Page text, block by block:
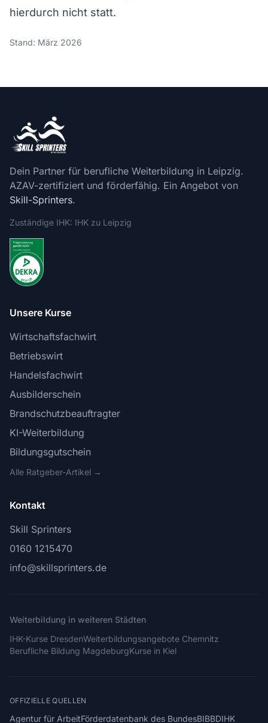
hierdurch nicht statt.
Stand: März 2026
Dein Partner für berufliche Weiterbildung in Leipzig.
AZAV-zertifiziert und förderfähig. Ein Angebot von
Skill-Sprinters.
Zuständige IHK: IHK zu Leipzig
Unsere Kurse
Wirtschaftsfachwirt
Betriebswirt
Handelsfachwirt
Ausbilderschein
Brandschutzbeauftragter
KI-Weiterbildung
Bildungsgutschein
Alle Ratgeber-Artikel →
Kontakt
Skill Sprinters
0160 1215470
info@skillsprinters.de
Weiterbildung in weiteren Städten
IHK-Kurse DresdenWeiterbildungsangebote Chemnitz
Berufliche Bildung MagdeburgKurse in Kiel
OFFIZIELLE QUELLEN
Agentur für ArbeitFörderdatenbank des BundesBIBBDIHK